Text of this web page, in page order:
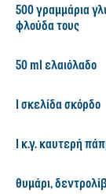
500 γραμμάρια
φλούδα τους
50 ml ελαιόλαδο
1 σκελίδα σκόρδο
1 κ.γ. καυτερή
θυμάρι,